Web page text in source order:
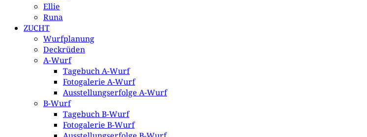
Ellie
Runa
ZUCHT
Wurfplanung
Deckrüden
A-Wurf
Tagebuch A-Wurf
Fotogalerie A-Wurf
Ausstellungserfolge A-Wurf
B-Wurf
Tagebuch B-Wurf
Fotogalerie B-Wurf